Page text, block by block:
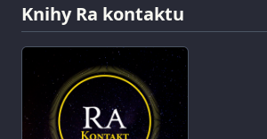
Knihy Ra kontaktu